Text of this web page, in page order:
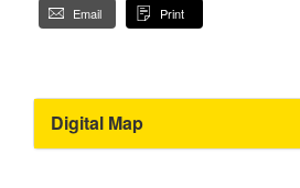
Email Print
Digital Map